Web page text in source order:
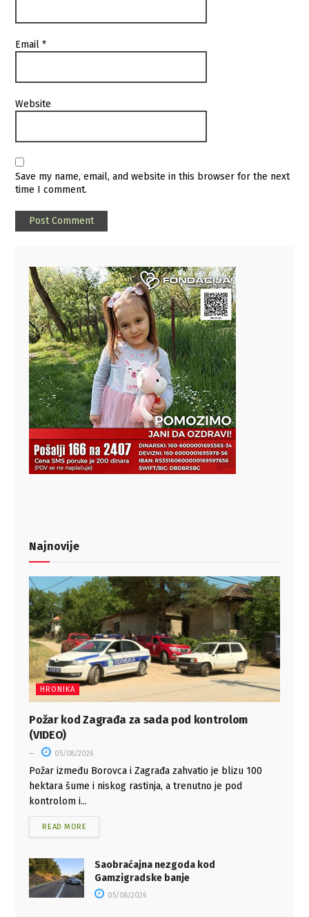
Email*
Website
Save my name, email, and website in this browser for the next
time I comment.
Najnovije
HRONIKA
Požar kod Zagrađa za sada pod kontrolom
(VIDEO)
05/08/2026
Požar između Borovca i Zagrađa zahvatio je blizu 100
hektara šume i niskog rastinja, a trenutno je pod
kontrolom i...
READ MORE
Saobraćajna nezgoda kod
Gamzigradske banje
05/08/2026